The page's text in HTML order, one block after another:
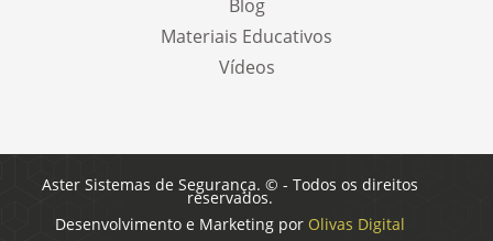
Blog
Materiais Educativos
Vídeos
Aster Sistemas de Segurança. © - Todos os direitos
reservados.
Desenvolvimento e Marketing por Olivas Digital